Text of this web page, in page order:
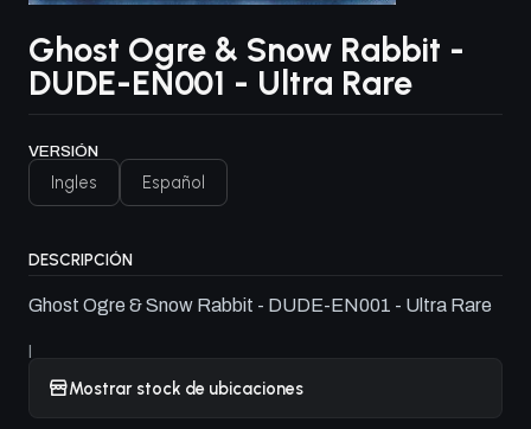
Ghost Ogre & Snow Rabbit -
DUDE-EN001 - Ultra Rare
VERSIÓN
Ingles Español
DESCRIPCIÓN
Ghost Ogre & Snow Rabbit - DUDE-EN001 - Ultra Rare
|
Mostrar stock de ubicaciones